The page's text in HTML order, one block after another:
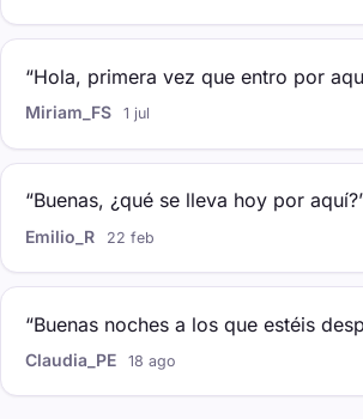
“Hola, primera vez que entro por
Miriam_FS 1 jul
“Buenas, ¿qué se lleva hoy por
Emilio_R 22 feb
“Buenas noches a los que estéis
Claudia_PE 18 ago